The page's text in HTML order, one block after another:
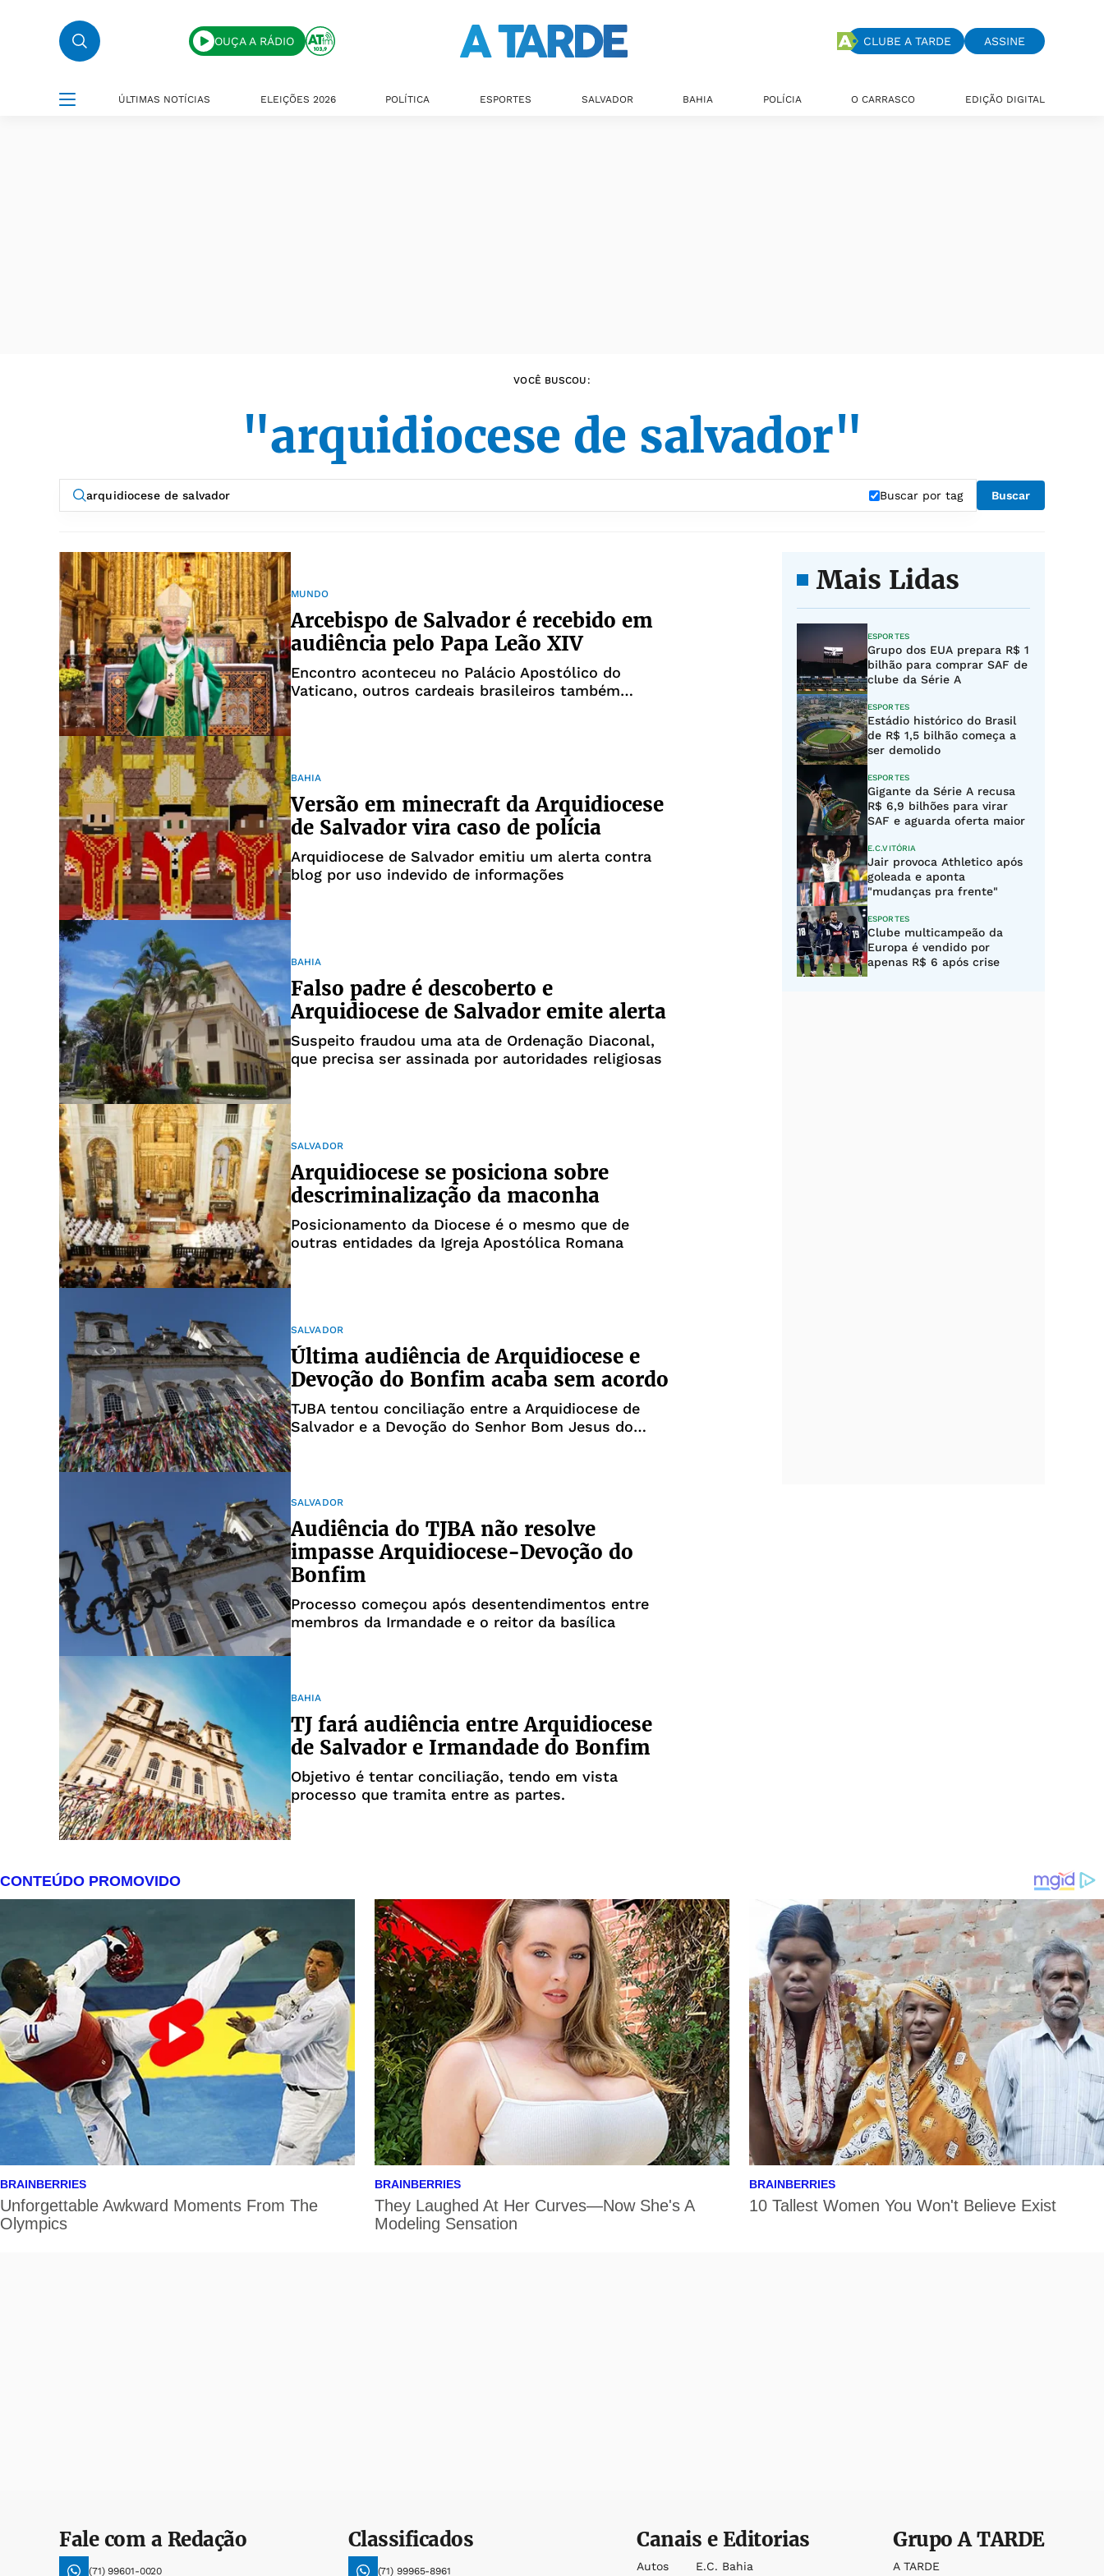
OUÇA A RÁDIO CLUBE A TARDE ASSINE
ÚLTIMAS NOTÍCIAS ELEIÇÕES 2026 POLÍTICA ESPORTES SALVADOR BAHIA POLÍCIA O CARRASCO EDIÇÃO DIGITAL
VOCÊ BUSCOU:
"arquidiocese de salvador"
Buscar por tag Buscar
MUNDO
Arcebispo de Salvador é recebido em
audiência pelo Papa Leão XIV
Encontro aconteceu no Palácio Apostólico do
Vaticano, outros cardeais brasileiros também
BAHIA
Versão em minecraft da Arquidiocese
de Salvador vira caso de polícia
Arquidiocese de Salvador emitiu um alerta contra
blog por uso indevido de informações
BAHIA
Falso padre é descoberto e
Arquidiocese de Salvador emite alerta
Suspeito fraudou uma ata de Ordenação Diaconal,
que precisa ser assinada por autoridades religiosas
SALVADOR
Arquidiocese se posiciona sobre
descriminalização da maconha
Posicionamento da Diocese é o mesmo que de
outras entidades da Igreja Apostólica Romana
SALVADOR
Última audiência de Arquidiocese e
Devoção do Bonfim acaba sem acordo
TJBA tentou conciliação entre a Arquidiocese de
Salvador e a Devoção do Senhor Bom Jesus do
SALVADOR
Audiência do TJBA não resolve
impasse Arquidiocese-Devoção do
Bonfim
Processo começou após desentendimentos entre
membros da Irmandade e o reitor da basílica
BAHIA
TJ fará audiência entre Arquidiocese
de Salvador e Irmandade do Bonfim
Objetivo é tentar conciliação, tendo em vista
processo que tramita entre as partes.
Mais Lidas
ESPORTES
Grupo dos EUA prepara R$ 1
bilhão para comprar SAF de
clube da Série A
ESPORTES
Estádio histórico do Brasil
de R$ 1,5 bilhão começa a
ser demolido
ESPORTES
Gigante da Série A recusa
R$ 6,9 bilhões para virar
SAF e aguarda oferta maior
E.C.VITÓRIA
Jair provoca Athletico após
goleada e aponta
"mudanças pra frente"
ESPORTES
Clube multicampeão da
Europa é vendido por
apenas R$ 6 após crise
Fale com a Redação
(71) 99601-0020
Classificados
(71) 99965-8961
Canais e Editorias
Autos E.c. Bahia
GrupoA TARDE
A TARDE